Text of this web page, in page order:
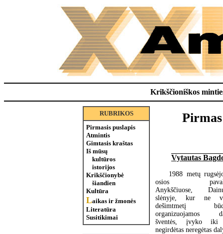
Krikščioniškos
RUBRIKOS
Pirmasis puslapis
Atmintis
Gimtasis kraštas
Iš mūsų
kultūros
istorijos
Krikščionybė
šiandien
Kultūra
Laikas ir žmonės
Literatūra
Susitikimai
Vytautas
1988 metų
osios
Anykščiuose,
slėnyje, kur ne
dešimtmetį
organizuojamos
šventės, įvyko
negirdėtas neregėtas